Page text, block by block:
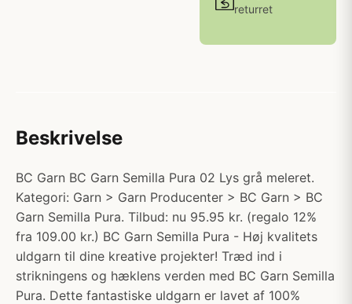
returret
Beskrivelse
BC Garn BC Garn Semilla Pura 02 Lys grå meleret.
Kategori: Garn > Garn Producenter > BC Garn > BC
Garn Semilla Pura. Tilbud: nu 95.95 kr. (regalo 12%
fra 109.00 kr.) BC Garn Semilla Pura - Høj kvalitets
uldgarn til dine kreative projekter! Træd ind i
strikningens og hæklens verden med BC Garn Semilla
Pura. Dette fantastiske uldgarn er lavet af 100%